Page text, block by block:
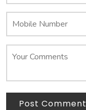
Post Comment